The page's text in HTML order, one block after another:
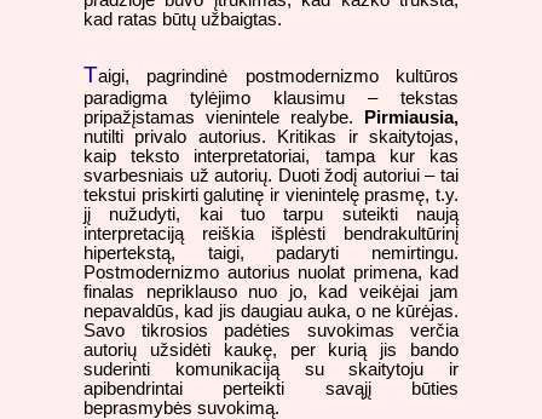
kad ratas būtų užbaigtas.
Taigi, pagrindinė postmodernizmo kultūros
paradigma tylėjimo klausimu – tekstas
pripažįstamas vienintele realybe. Pirmiausia,
nutilti privalo autorius. Kritikas ir skaitytojas,
kaip teksto interpretatoriai, tampa kur kas
svarbesniais už autorių. Duoti žodį autoriui – tai
tekstui priskirti galutinę ir vienintelę prasmę, t.y.
jį nužudyti, kai tuo tarpu suteikti naują
interpretaciją reiškia išplėsti bendrakultūrinį
hipertekstą, taigi, padaryti nemirtingu.
Postmodernizmo autorius nuolat primena, kad
finalas nepriklauso nuo jo, kad veikėjai jam
nepavaldūs, kad jis daugiau auka, o ne kūrėjas.
Savo tikrosios padėties suvokimas verčia
autorių užsidėti kaukę, per kurią jis bando
suderinti komunikaciją su skaitytoju ir
apibendrintai perteikti savąjį būties
beprasmybės suvokimą.